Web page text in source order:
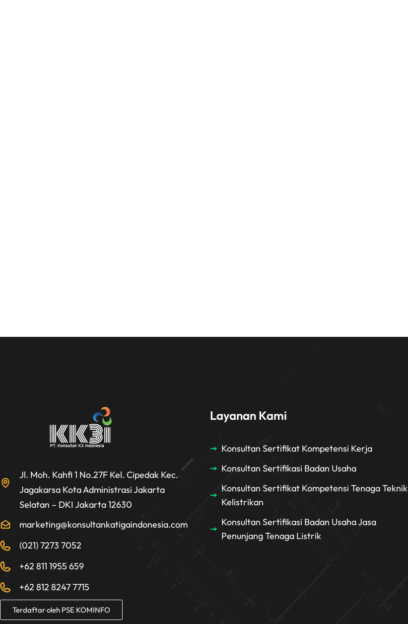
Jl. Moh. Kahfi 1 No.27F Kel. Cipedak Kec.
Jagakarsa Kota Administrasi Jakarta
Selatan – DKI Jakarta 12630
marketing@konsultankatigaindonesia.com
(021) 7273 7052
+62 811 1955 659
+62 812 8247 7715
Layanan Kami
Konsultan Sertifikat Kompetensi Kerja
Konsultan Sertifikasi Badan Usaha
Konsultan Sertifikat Kompetensi Tenaga Teknik
Kelistrikan
Konsultan Sertifikasi Badan Usaha Jasa
Penunjang Tenaga Listrik
Terdaftar oleh PSE KOMINFO